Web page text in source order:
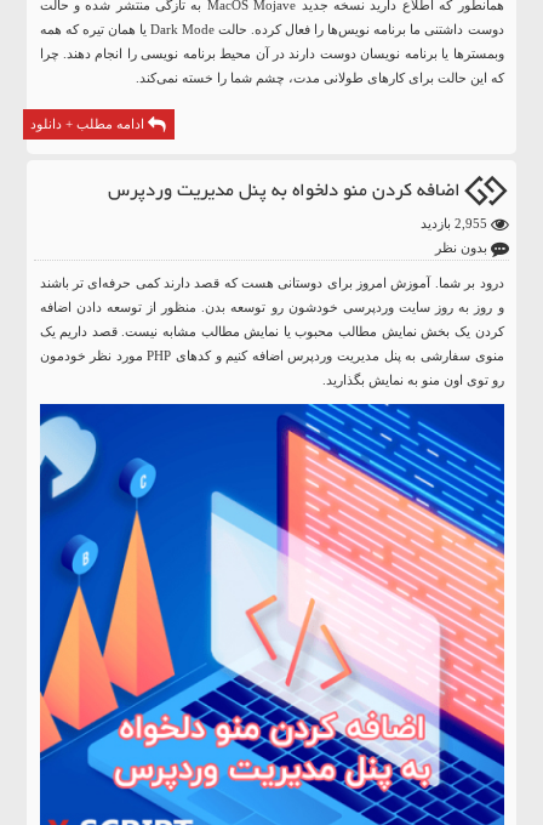
همانطور که اطلاع دارید نسخه جدید MacOS Mojave به تازگی منتشر شده و حالت
دوست داشتنی ما برنامه نویس‌ها را فعال کرده. حالت Dark Mode یا همان تیره که همه
وبمستر‌ها یا برنامه نویسان دوست دارند در آن محیط برنامه نویسی را انجام دهند. چرا
که این حالت برای کار‌های طولانی مدت، چشم شما را خسته نمی‌کند.
ادامه مطلب + دانلود
اضافه کردن منو دلخواه به پنل مدیریت وردپرس
بدون نظر
درود بر شما. آموزش امروز برای دوستانی هست که قصد دارند کمی حرفه‌ای تر باشند
و روز به روز سایت وردپرسی خودشون رو توسعه بدن. منظور از توسعه دادن اضافه
کردن یک بخش نمایش مطالب محبوب یا نمایش مطالب مشابه نیست. قصد داریم یک
منوی سفارشی به پنل مدیریت وردپرس
اضافه کنیم و کد‌های PHP مورد نظر خودمون
رو توی اون منو به نمایش بگذارید.